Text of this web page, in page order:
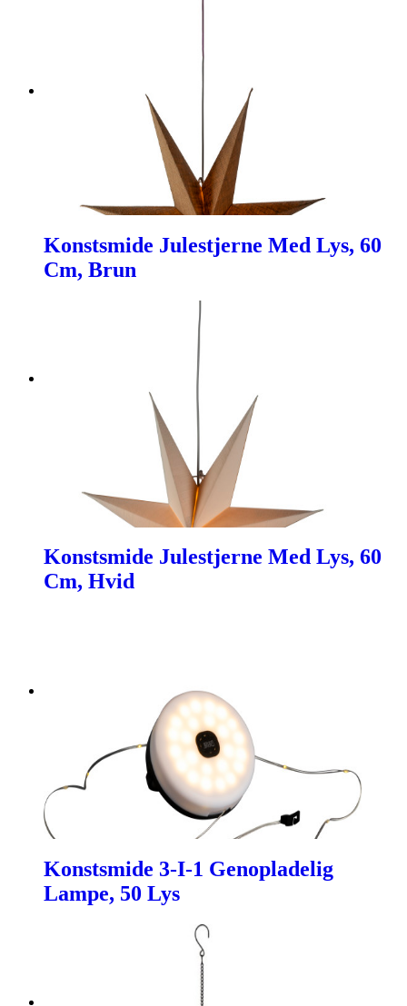
Konstsmide Julestjerne Med Lys, 60
Cm, Brun
Konstsmide Julestjerne Med Lys, 60
Cm, Hvid
Konstsmide 3-I-1 Genopladelig
Lampe, 50 Lys